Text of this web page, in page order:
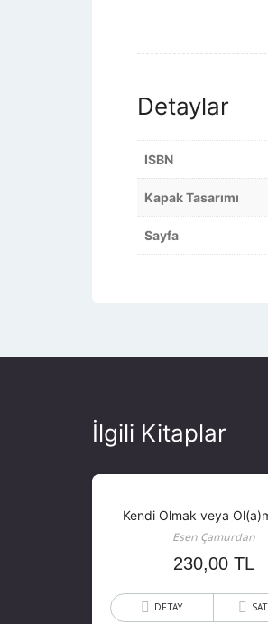
Detaylar
ISBN
Kapak Tasarımı
Sayfa
İlgili Kitaplar
Kendi Olmak veya
Esen Çamurdan
230,00 TL
DETAY